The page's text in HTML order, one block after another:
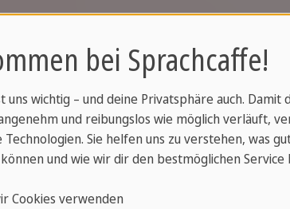
bei Sprachcaffe!
uns wichtig – und deine Privatsphäre auch. Damit
und reibungslos wie möglich verläuft,
Technologien. Sie helfen uns zu verstehen, was
und wie wir dir den bestmöglichen Service
Cookies verwenden